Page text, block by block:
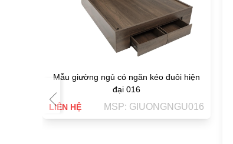
Mẫu giường ngủ có ngăn kéo đuôi hiện
đại 016
LIÊN HỆ
MSP: GIUONGNGU016